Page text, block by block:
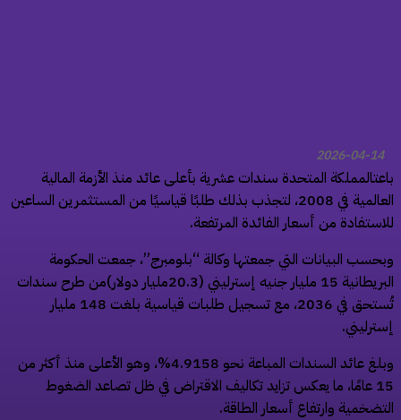
2026-04-14
المتحدة سندات عشرية بأعلى عائد منذ الأزمة المالية
العالمية في 2008، لتجذب بذلك طلبًا قياسيًا من المستثمرين الساعين
من أسعار الفائدة المرتفعة.
البيانات التي جمعتها وكالة “بلومبرج”، جمعت الحكومة
البريطانية 15 مليار جنيه إسترليني (20.3مليار دولار)من طرح سندات
تُستحق في 2036، مع تسجيل طلبات قياسية بلغت 148 مليار
وبلغ عائد السندات المباعة نحو 4.9158%، وهو الأعلى منذ أكثر من
15 عامًا، ما يعكس تزايد تكاليف الاقتراض في ظل تصاعد الضغوط
وارتفاع أسعار الطاقة.